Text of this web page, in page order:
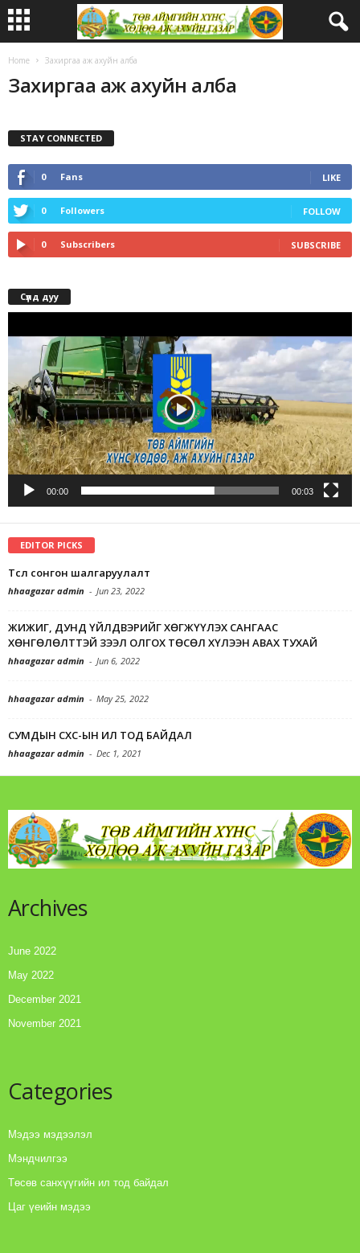
Home Захиргаа аж ахуйн алба
Захиргаа аж ахуйн алба
STAY CONNECTED
0 Fans LIKE
0 Followers FOLLOW
0 Subscribers SUBSCRIBE
Сүлд дуу
Player
00:00 00:03
EDITOR PICKS
Төсөл сонгон шалгаруулалт
hhaagazar admin - Jun 23, 2022
ЖИЖИГ, ДУНД ҮЙЛДВЭРИЙГ ХӨГЖҮҮЛЭХ САНГААС
ХӨНГӨЛӨЛТТЭЙ ЗЭЭЛ ОЛГОХ ТӨСӨЛ ХҮЛЭЭН АВАХ ТУХАЙ
hhaagazar admin - Jun 6, 2022
hhaagazar admin - May 25, 2022
СУМДЫН СХС-ЫН ИЛ ТОД БАЙДАЛ
hhaagazar admin - Dec 1, 2021
Archives
June 2022
May 2022
December 2021
November 2021
Categories
Мэдээ мэдээлэл
Мэндчилгээ
Төсөв санхүүгийн ил тод байдал
Цаг үеийн мэдээ